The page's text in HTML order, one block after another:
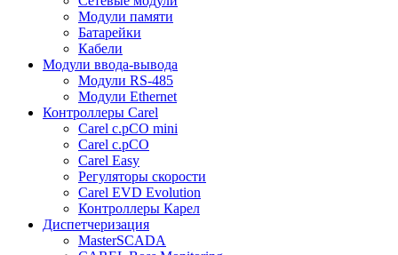
Модули памяти
Батарейки
Кабели
Модули ввода-вывода
Модули RS-485
Модули Ethernet
Контроллеры Carel
Carel c.pCO mini
Carel c.pCO
Carel Easy
Регуляторы скорости
Carel EVD Evolution
Контроллеры Карел
Диспетчеризация
MasterSCADA